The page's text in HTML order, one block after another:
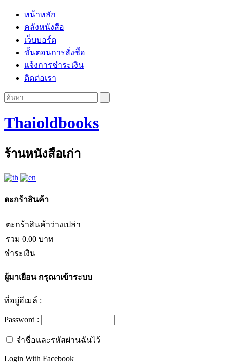
หน้าหลัก
คลังหนังสือ
เว็บบอร์ด
ขั้นตอนการสั่งซื้อ
แจ้งการชำระเงิน
ติดต่อเรา
Thaioldbooks
ร้านหนังสือเก่า
ตะกร้าสินค้า
ตะกร้าสินค้าว่างเปล่า
รวม 0.00 บาท
ชำระเงิน
ผู้มาเยือนกรุณาเข้าระบบ
ที่อยู่อีเมล์ :
Password :
จำชื่อและรหัสผ่านฉันไว้
Login With Facebook